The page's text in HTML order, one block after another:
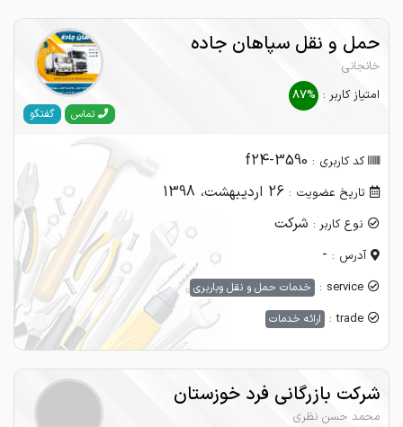
حمل و نقل سپاهان جاده
خانجانی
امتیاز کاربر : 87%
تماس گفتگو
کد کاربری : f24-3590
تاریخ عضویت : 26 اردیبهشت، 1398
نوع کاربر : شرکت
آدرس : -
service : خدمات حمل و نقل وباربری
trade : ارائه خدمات
شرکت بازرگانی فرد خوزستان
محمد حسن نظری